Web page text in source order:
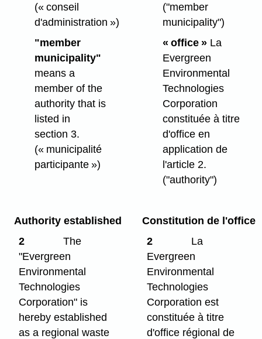
(« conseil
d'administration »)
"member
municipality"
means a
member of the
authority that is
listed in
section 3.
(« municipalité
participante »)
("member
municipality")
« office »La
Evergreen
Environmental
Technologies
Corporation
constituée à titre
d'office en
application de
l'article 2.
("authority")
Authority established
2
The
"Evergreen
Environmental
Technologies
Corporation" is
hereby established
as a regional waste
Constitution de l'office
2
La
Evergreen
Environmental
Technologies
Corporation est
constituée à titre
d'office régional de